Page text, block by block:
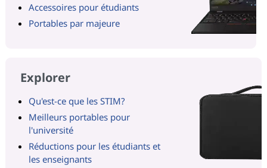
Accessoires pour étudiants
Portables par majeure
Explorer
Qu'est-ce que les STIM?
Meilleurs portables pour
l'université
Réductions pour les étudiants et
les enseignants